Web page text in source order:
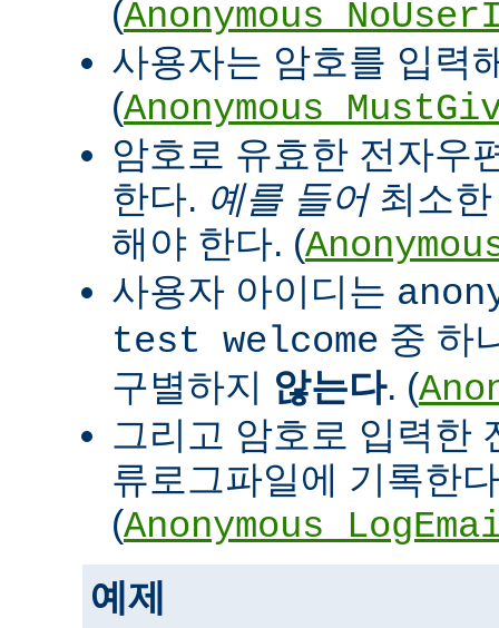
(
사용자는 암호를 입력
(
암호로 유효한 전자우
한다. 예를 들어최소한
해야 한다. (
사용자 아이디는
test welcome 중 하
구별하지 않는다. (
그리고 암호로 입력한
류로그파일에 기록한
(
예제